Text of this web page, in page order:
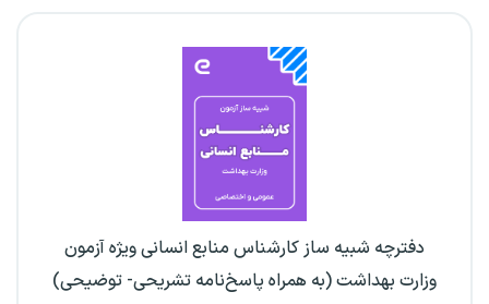
دفترچه شبیه ساز کارشناس منابع انسانی ویژه آزمون
وزارت بهداشت (به همراه پاسخ‌نامه تشریحی- توضیحی)